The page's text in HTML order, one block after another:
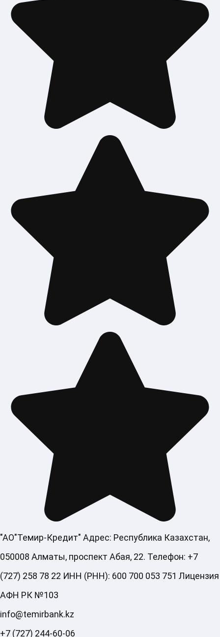
"АО"Темир-Кредит" Адрес: Республика Казахстан,
050008 Алматы, проспект Абая, 22. Телефон: +7
(727) 258 78 22 ИНН (РНН): 600 700 053 751 Лицензия
АФН РК №103
info@temirbank.kz
+7 (727) 244-60-06